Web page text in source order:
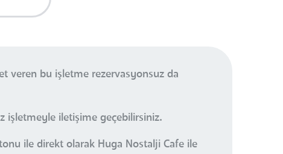
veren bu işletme rezervasyonsuz da
işletmeyle iletişime geçebilirsiniz.
ile direkt olarak Huga Nostalji Cafe ile